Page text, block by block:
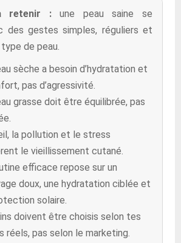
retenir :une peau saine se
des gestes simples, réguliers et
de peau.
sèche a besoin d’hydratation et
pas d’agressivité.
grasse doit être équilibrée, pas
la pollution et le stress
le vieillissement cutané.
efficace repose sur un
doux, une hydratation ciblée et
solaire.
doivent être choisis selon tes
réels, pas selon le marketing.